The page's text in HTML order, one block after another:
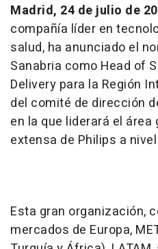
Madrid, 24 de julio de
compañía líder en
salud, ha anunciado el
Sanabria como Head of
Delivery para la Región
del comité de dirección
en la que liderará el
extensa de Philips a
Esta gran organización,
mercados de Europa,